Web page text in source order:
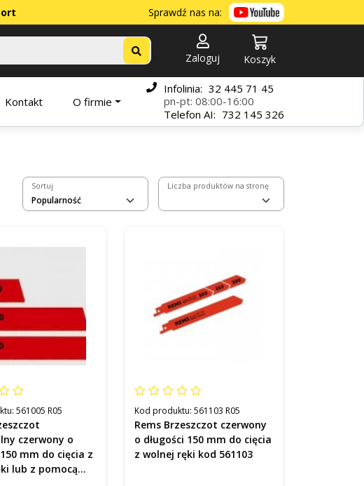
Sprawdź nas na:
Zaloguj Koszyk
Kontakt O firmie
Infolinia: 32 445 71 45
pn-pt: 08:00-16:00
Telefon AI: 732 145 326
Sortuj Liczba produktów na stronę
561005 R05
czerwony o
mm do cięcia z
lub z pomocą
Kod produktu: 561103 R05
Rems Brzeszczot czerwony
o długości 150 mm do cięcia
z wolnej ręki kod 561103